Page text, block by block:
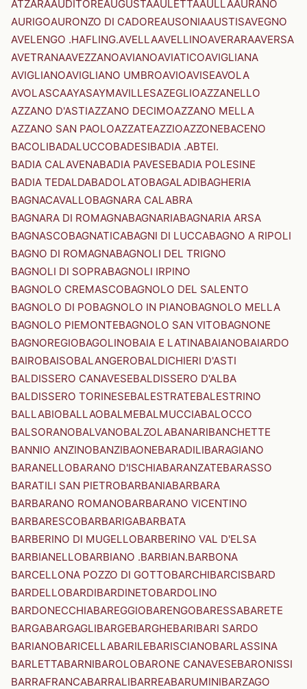
ATZARAAUDITOREAUGUSTAAULETTAAULLAAURANO
AURIGOAURONZO DI CADOREAUSONIAAUSTISAVEGNO
AVELENGO .HAFLING.AVELLAAVELLINOAVERARAAVERSA
AVETRANAAVEZZANOAVIANOAVIATICOAVIGLIANA
AVIGLIANOAVIGLIANO UMBROAVIOAVISEAVOLA
AVOLASCAAYASAYMAVILLESAZEGLIOAZZANELLO
AZZANO D'ASTIAZZANO DECIMOAZZANO MELLA
AZZANO SAN PAOLOAZZATEAZZIOAZZONEBACENO
BACOLIBADALUCCOBADESIBADIA .ABTEI.
BADIA CALAVENABADIA PAVESEBADIA POLESINE
BADIA TEDALDABADOLATOBAGALADIBAGHERIA
BAGNACAVALLOBAGNARA CALABRA
BAGNARA DI ROMAGNABAGNARIABAGNARIA ARSA
BAGNASCOBAGNATICABAGNI DI LUCCABAGNO A RIPOLI
BAGNO DI ROMAGNABAGNOLI DEL TRIGNO
BAGNOLI DI SOPRABAGNOLI IRPINO
BAGNOLO CREMASCOBAGNOLO DEL SALENTO
BAGNOLO DI POBAGNOLO IN PIANOBAGNOLO MELLA
BAGNOLO PIEMONTEBAGNOLO SAN VITOBAGNONE
BAGNOREGIOBAGOLINOBAIA E LATINABAIANOBAIARDO
BAIROBAISOBALANGEROBALDICHIERI D'ASTI
BALDISSERO CANAVESEBALDISSERO D'ALBA
BALDISSERO TORINESEBALESTRATEBALESTRINO
BALLABIOBALLAOBALMEBALMUCCIABALOCCO
BALSORANOBALVANOBALZOLABANARIBANCHETTE
BANNIO ANZINOBANZIBAONEBARADILIBARAGIANO
BARANELLOBARANO D'ISCHIABARANZATEBARASSO
BARATILI SAN PIETROBARBANIABARBARA
BARBARANO ROMANOBARBARANO VICENTINO
BARBARESCOBARBARIGABARBATA
BARBERINO DI MUGELLOBARBERINO VAL D'ELSA
BARBIANELLOBARBIANO .BARBIAN.BARBONA
BARCELLONA POZZO DI GOTTOBARCHIBARCISBARD
BARDELLOBARDIBARDINETOBARDOLINO
BARDONECCHIABAREGGIOBARENGOBARESSABARETE
BARGABARGAGLIBARGEBARGHEBARIBARI SARDO
BARIANOBARICELLABARILEBARISCIANOBARLASSINA
BARLETTABARNIBAROLOBARONE CANAVESEBARONISSI
BARRAFRANCABARRALIBARREABARUMINIBARZAGO